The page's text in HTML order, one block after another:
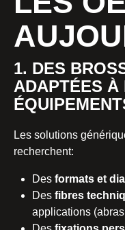
1. DES
ADAPTÉES À
Les solutions
recherchent:
Desformats et
Desfibres
applications